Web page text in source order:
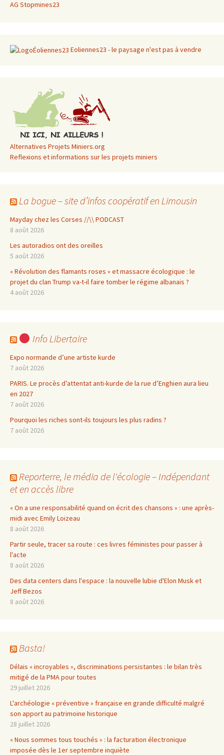
AG Stopmines23
Eoliennes23 - le paysage n'est pas à vendre
Alternatives Projets Miniers.org
Reflexions et informations sur les projets miniers
La bogue – site d’infos coopératif en Limousin
Mayday chez les Corses //\\ PODCAST
8 août 2026
Les autoradios ont des oreilles
5 août 2026
« Révolution des flamants roses » et massacre écologique : le
projet du clan Trump va-t-il faire tomber le régime albanais ?
4 août 2026
Info Libertaire
Expo normande d’une artiste kurde
7 août 2026
PARIS. Le procès d’attentat anti-kurde de la rue d’Enghien aura lieu
en 2027
7 août 2026
Pourquoi les riches sont-ils toujours les plus radins ?
7 août 2026
Reporterre, le média de l'écologie – Indépendant
et en accès libre
« On a une responsabilité quand on écrit des chansons » : une après-
midi avec Emily Loizeau
8 août 2026
Partir seule, tracer sa route : ces livres féministes pour passer à
l'acte
8 août 2026
Des data centers dans l'espace : la nouvelle lubie d'Elon Musk et
Jeff Bezos
8 août 2026
Basta!
Délais « incroyables », discriminations persistantes : le bilan très
mitigé de la PMA pour toutes
29 juillet 2026
L'archéologie « préventive » française en grande difficulté malgré
son apport au patrimoine historique
28 juillet 2026
« Nous sommes tous touchés » : la facturation électronique
imposée dès le 1er septembre inquiète